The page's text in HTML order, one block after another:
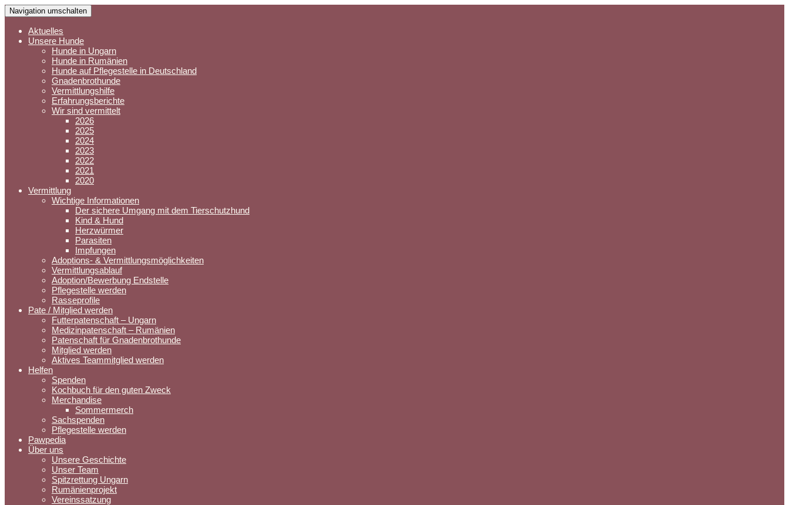
Navigation umschalten
Aktuelles
Unsere Hunde
Hunde in Ungarn
Hunde in Rumänien
Hunde auf Pflegestelle in Deutschland
Gnadenbrothunde
Vermittlungshilfe
Erfahrungsberichte
Wir sind vermittelt
2026
2025
2024
2023
2022
2021
2020
Vermittlung
Wichtige Informationen
Der sichere Umgang mit dem Tierschutzhund
Kind & Hund
Herzwürmer
Parasiten
Impfungen
Adoptions- & Vermittlungsmöglichkeiten
Vermittlungsablauf
Adoption/Bewerbung Endstelle
Pflegestelle werden
Rasseprofile
Pate / Mitglied werden
Futterpatenschaft – Ungarn
Medizinpatenschaft – Rumänien
Patenschaft für Gnadenbrothunde
Mitglied werden
Aktives Teammitglied werden
Helfen
Spenden
Kochbuch für den guten Zweck
Merchandise
Sommermerch
Sachspenden
Pflegestelle werden
Pawpedia
Über uns
Unsere Geschichte
Unser Team
Spitzrettung Ungarn
Rumänienprojekt
Vereinssatzung